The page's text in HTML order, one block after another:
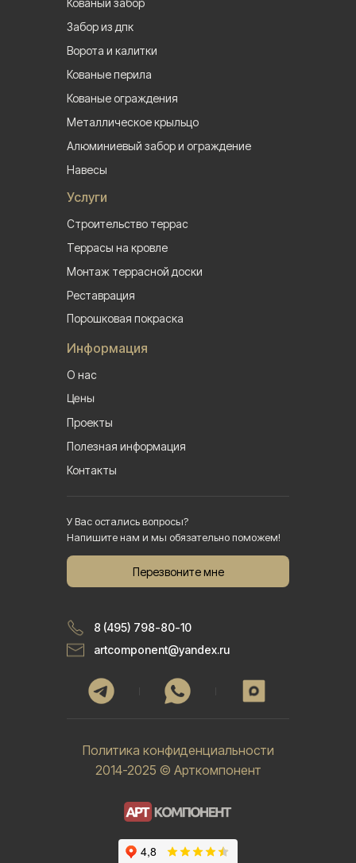
Кованый забор
Забор из дпк
Ворота и калитки
Металлическое крыльцо
Навесы
Алюминиевый забор и ограждение
Кованые ограждения
Кованые перила
Строительство террас
Террасы на кровле
Монтаж террасной доски
Реставрация
Порошковая покраска
Услуги
2014-2025 © Арткомпонент
Политика конфиденциальности
Информация
О нас
Цены
Проекты
Полезная информация
Контакты
Перезвоните мне
У Вас остались вопросы?
Напишите нам и мы обязательно поможем!
8 (495) 798-80-10
artcomponent@yandex.ru